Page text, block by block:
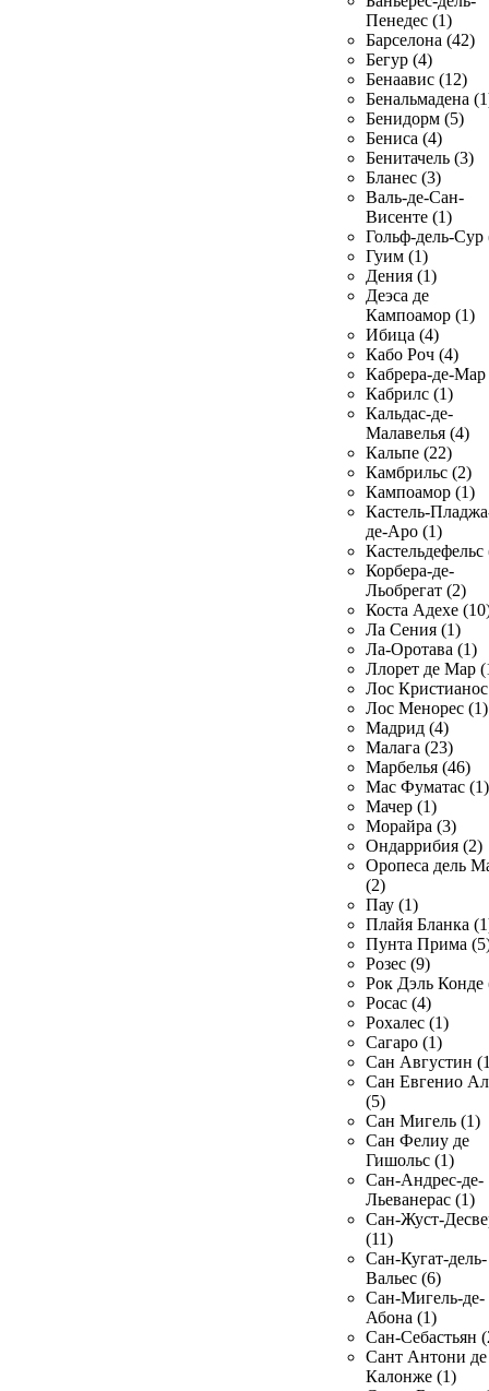
Пенедес (1)
Барселона (42)
Бегур (4)
Бенаавис (12)
Бенальмадена
Бенидорм (5)
Бениса (4)
Бенитачель (3)
Бланес (3)
Валь-де-Сан-
Висенте (1)
Гольф-дель-Сур
Гуим (1)
Дения (1)
Деэса де
Кампоамор (1)
Ибица (4)
Кабо Роч (4)
Кабрера-де-Мар
Кабрилс (1)
Кальдас-де-
Малавелья (4)
Кальпе (22)
Камбрильс (2)
Кампоамор (1)
Кастель-
де-Аро (1)
Кастельдефельс
Корбера-де-
Льобрегат (2)
Коста Адехе
Ла Сения (1)
Ла-Оротава (1)
Ллорет де Мар
Лос
Лос Менорес (1)
Мадрид (4)
Малага (23)
Марбелья (46)
Мас Фуматас (1)
Мачер (1)
Морайра (3)
Ондаррибия (2)
Оропеса дель
(2)
Пау (1)
Плайя Бланка
Пунта Прима
Розес (9)
Рок Дэль Конде
Росас (4)
Рохалес (1)
Сагаро (1)
Сан Августин
Сан Евгенио
(5)
Сан Мигель (1)
Сан Фелиу де
Гишольс (1)
Сан-Андрес-де-
Льеванерас (1)
Сан-Жуст-
(11)
Сан-Кугат-дель-
Вальес (6)
Сан-Мигель-де-
Абона (1)
Сан-Себастьян
Сант Антони де
Калонже (1)